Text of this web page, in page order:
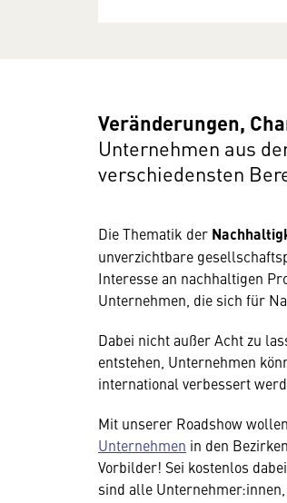
Veränderungen,
Unternehmen aus
verschiedensten
Die Thematik der
unverzichtbare
Interesse an nachhaltigen
Unternehmen, die sich für
Dabei nicht außer Acht zu
entstehen, Unternehmen
international verbessert
Mit unserer Roadshow
Unternehmen in den
Vorbilder! Sei kostenlos
sind alle